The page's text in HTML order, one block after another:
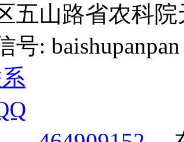
五山路省农科院
号: